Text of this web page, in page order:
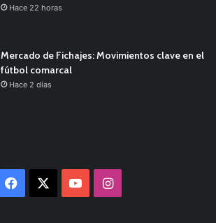
Hace 22 horas
Mercado de Fichajes: Movimientos clave en el
fútbol comarcal
Hace 2 días
Facebook YouTubeInstagram